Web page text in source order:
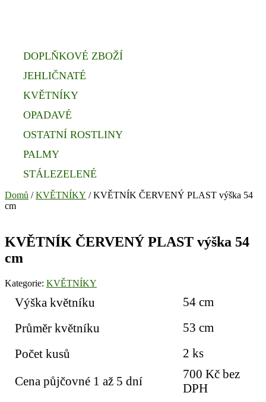
DOPLŇKOVÉ ZBOŽÍ
JEHLIČNATÉ
KVĚTNÍKY
OPADAVÉ
OSTATNÍ ROSTLINY
PALMY
STÁLEZELENÉ
Domů /KVĚTNÍKY / KVĚTNÍK ČERVENÝ PLAST výška 54
cm
KVĚTNÍK ČERVENÝ PLAST výška 54
cm
Kategorie: KVĚTNÍKY
Výška květníku
54 cm
Průměr květníku
53 cm
Počet kusů
2 ks
Cena půjčovné 1 až 5 dní
700 Kč bez
DPH